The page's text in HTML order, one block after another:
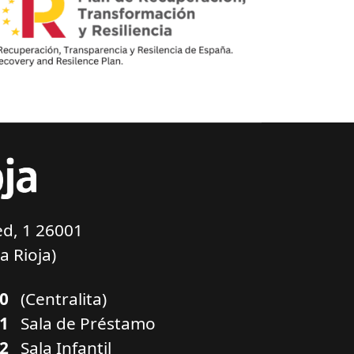
1 26001
Rioja)
(Centralita)
Sala de Préstamo
Sala Infantil